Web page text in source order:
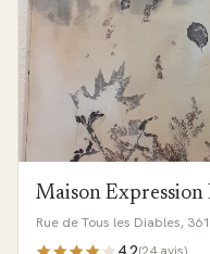
Maison
Rue de Tous les Diables,